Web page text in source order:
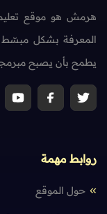
هرمش هو موقع
المعرفة بشكل
يطمح بأن يصبح
روابط مهمة
حول الموقع